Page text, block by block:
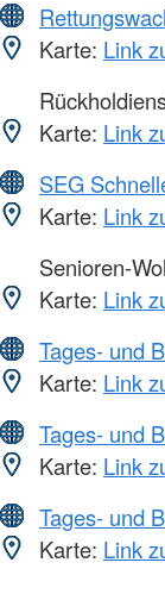
Karte: Link
Karte: Link
SEG
Karte: Link
Senioren-
Karte: Link
Tages- und
Karte: Link
Tages- und
Karte: Link
Tages- und
Karte: Link